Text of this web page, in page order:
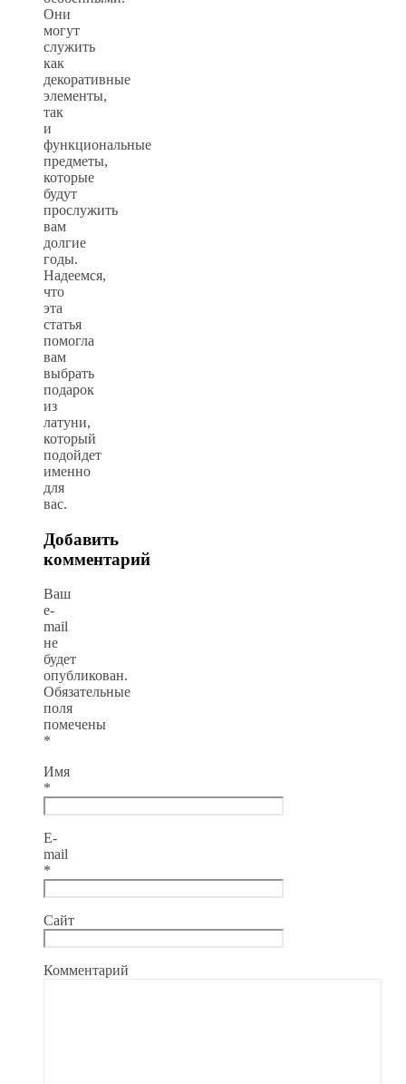
Они
могут
служить
как
декоративные
элементы,
так
и
функциональные
предметы,
которые
будут
прослужить
вам
долгие
годы.
Надеемся,
что
эта
статья
помогла
вам
выбрать
подарок
из
латуни,
который
подойдет
именно
для
вас.
Добавить
комментарий
Ваш
e-
mail
не
будет
опубликован.
Обязательные
поля
помечены
*
Имя
*
E-
mail
*
Сайт
Комментарий